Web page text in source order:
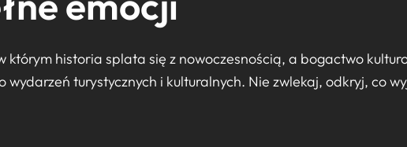
którym historia splata się z nowoczesnością, a bogactwo
turystycznych i kulturalnych. Nie zwlekaj, odkryj, co